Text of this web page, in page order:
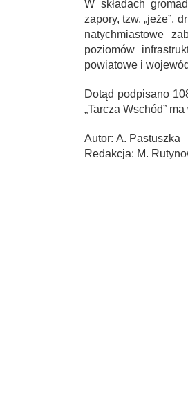
W składach
zapory, tzw. „jeże”,
natychmiastowe
poziomów
powiatowe i
Dotąd podpisano
„Tarcza Wschód”
Autor: A. Pastuszka
Redakcja: M.